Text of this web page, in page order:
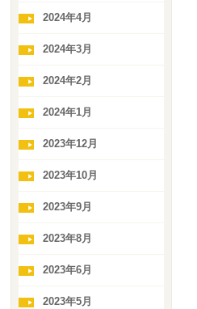
2024年4月
2024年3月
2024年2月
2024年1月
2023年12月
2023年10月
2023年9月
2023年8月
2023年6月
2023年5月